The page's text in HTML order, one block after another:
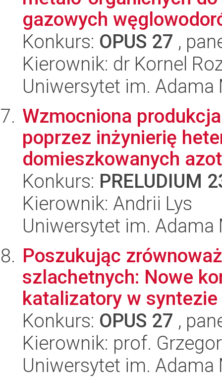
gazowych
Konkurs: OPUS 27 ,
Kierownik: dr Kornel
Uniwersytet im.
Wzmocniona
poprzez inżynierię
domieszkowanych
Konkurs: PRELUDIUM
Kierownik: Andrii Lys
Uniwersytet im.
Poszukując
szlachetnych: Nowe
katalizatory w
Konkurs: OPUS 27 ,
Kierownik: prof.
Uniwersytet im.